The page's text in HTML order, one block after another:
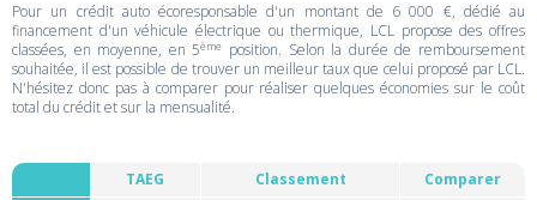
Pour un crédit auto écoresponsable d'un montant de 6 000 €, dédié au
financement d'un véhicule électrique ou thermique, LCL propose des offres
classées, en moyenne, en 5ème position. Selon la durée de remboursement
souhaitée, il est possible de trouver un meilleur taux que celui proposé par LCL.
N'hésitez donc pas à comparer pour réaliser quelques économies sur le coût
total du crédit et sur la mensualité.
TAEG Classement Comparer